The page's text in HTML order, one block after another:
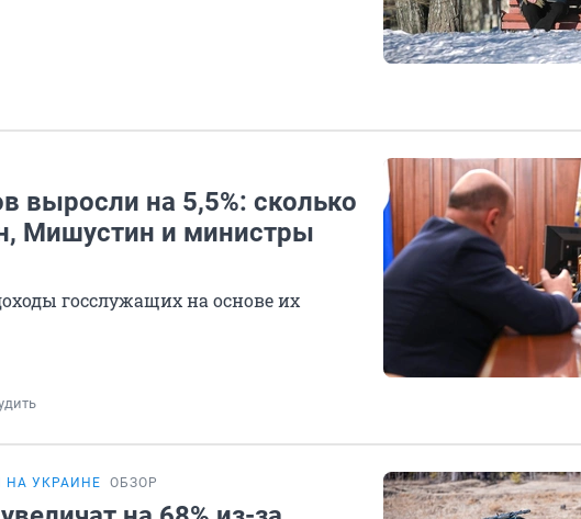
выросли на 5,5%: сколько
Мишустин и министры
госслужащих на основе их
НА УКРАИНЕ ОБЗОР